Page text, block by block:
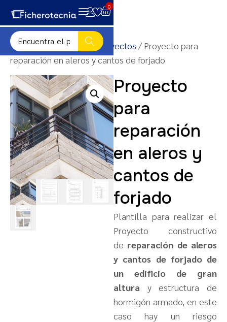
0
Inicio/Plantillas para proyectos / Proyecto para
reparación en aleros y cantos de forjado
Proyecto
para
reparación
en aleros y
cantos de
forjado
Plantilla para realizar el
Proyecto constructivo
de reparación de aleros
y cantos de forjado de
un edificio de gran
altura y estructura de
hormigón armado, en este
caso hay un riesgo